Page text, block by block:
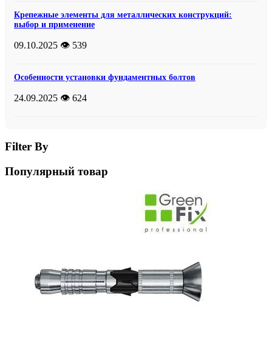
Крепежные элементы для металлических конструкций:
выбор и применение
09.10.2025 👁️ 539
Особенности установки фундаментных болтов
24.09.2025 👁️ 624
Filter By
Популярный товар